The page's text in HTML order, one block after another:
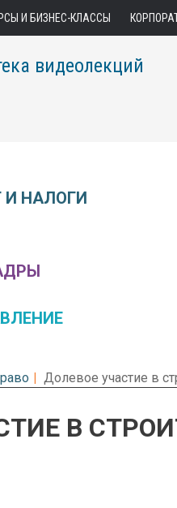
И БИЗНЕС-КЛАССЫ
видеолекций
И НАЛОГИ
Долевое участие в
В